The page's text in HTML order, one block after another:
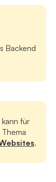
Backend
für
.